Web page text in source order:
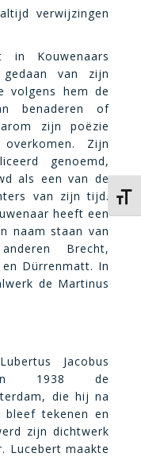
verwijzingen
Kouwenaars
gedaan van zijn
volgens hem de
benaderen of
zijn poëzie
Zijn
genoemd,
als een van de
van zijn tijd.
heeft een
naam staan van
Brecht,
Dürrenmatt. In
de Martinus
Jacobus
in 1938 de
die hij na
tekenen en
zijn dichtwerk
Lucebert maakte